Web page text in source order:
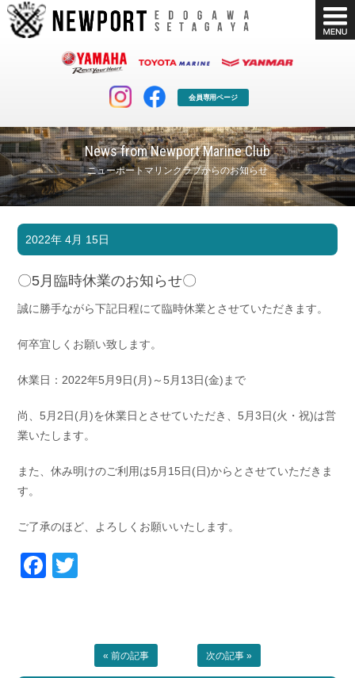
会員専用ページ
News from Newport Marine Club
ニューポートマリンクラブからのお知らせ
マリンクラブ
マリンライフを堪能したい！
ボート販売
ボート免許
長年の実績と信頼！
Shop Info.
お問い合わせ
Contact us
採用情報
Recruit
リンク集
2022年 4月 15日
〇5月臨時休業のお知らせ〇
誠に勝手ながら下記日程にて臨時休業とさせていただきます。
何卒宜しくお願い致します。
休業日：2022年5月9日(月)～5月13日(金)まで
尚、5月2日(月)を休業日とさせていただき、5月3日(火・祝)は営
業いたします。
また、休み明けのご利用は5月15日(日)からとさせていただきま
す。
ご了承のほど、よろしくお願いいたします。
Facebook
« 前の記事 次の記事 »